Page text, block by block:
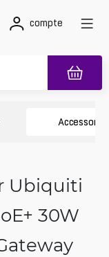
compte
Accessory
Ubiquiti
30W